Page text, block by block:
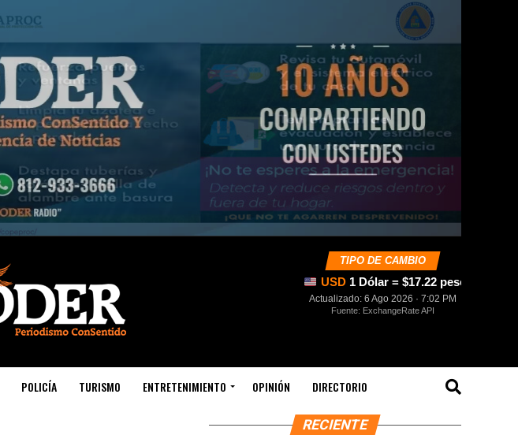
TIPO DE CAMBIO
USD 1 Dólar = $17.22 pesos
Actualizado: 6 Ago 2026 · 7:02 PM
Fuente: ExchangeRate API
POLICÍA TURISMO ENTRETENIMIENTO OPINIÓN DIRECTORIO
RECIENTE